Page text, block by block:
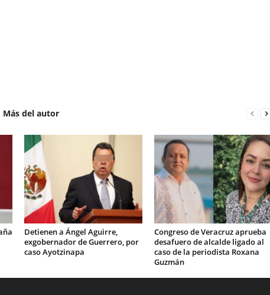
Más del autor
Detienen a Ángel Aguirre,
exgobernador de Guerrero, por
caso Ayotzinapa
Congreso de Veracruz aprueba
desafuero de alcalde ligado al
caso de la periodista Roxana
Guzmán